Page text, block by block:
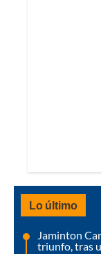
Lo último
Jaminton
triunfo, tras